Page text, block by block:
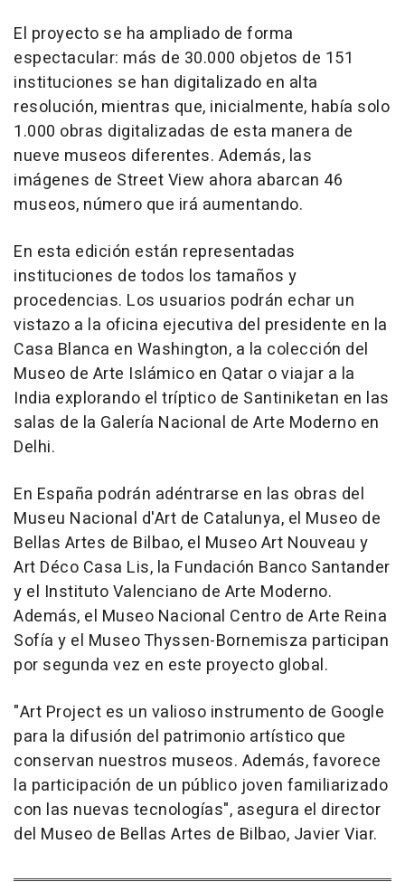
El proyecto se ha ampliado de forma
espectacular: más de 30.000 objetos de 151
instituciones se han digitalizado en alta
resolución, mientras que, inicialmente, había solo
1.000 obras digitalizadas de esta manera de
nueve museos diferentes. Además, las
imágenes de Street View ahora abarcan 46
museos, número que irá aumentando.
En esta edición están representadas
instituciones de todos los tamaños y
procedencias. Los usuarios podrán echar un
vistazo a la oficina ejecutiva del presidente en la
Casa Blanca en Washington, a la colección del
Museo de Arte Islámico en Qatar o viajar a la
India explorando el tríptico de Santiniketan en las
salas de la Galería Nacional de Arte Moderno en
Delhi.
En España podrán adéntrarse en las obras del
Museu Nacional d'Art de Catalunya, el Museo de
Bellas Artes de Bilbao, el Museo Art Nouveau y
Art Déco Casa Lis, la Fundación Banco Santander
y el Instituto Valenciano de Arte Moderno.
Además, el Museo Nacional Centro de Arte Reina
Sofía y el Museo Thyssen-Bornemisza participan
por segunda vez en este proyecto global.
"Art Project es un valioso instrumento de Google
para la difusión del patrimonio artístico que
conservan nuestros museos. Además, favorece
la participación de un público joven familiarizado
con las nuevas tecnologías", asegura el director
del Museo de Bellas Artes de Bilbao, Javier Viar.